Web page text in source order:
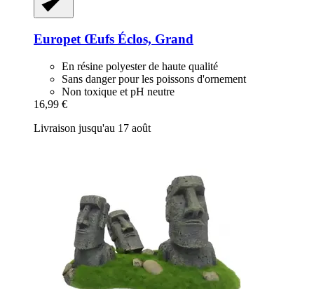
Europet Œufs Éclos, Grand
En résine polyester de haute qualité
Sans danger pour les poissons d'ornement
Non toxique et pH neutre
16,99 €
Livraison jusqu'au 17 août